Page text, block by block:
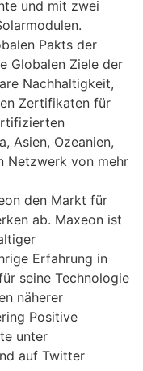
und mit zwei
Pakts der
Globalen Ziele der
Nachhaltigkeit,
Zertifikaten für
Asien, Ozeanien,
Netzwerk von mehr
den Markt für
ab. Maxeon ist
Erfahrung in
seine Technologie
näherer
Positive
unter
auf Twitter